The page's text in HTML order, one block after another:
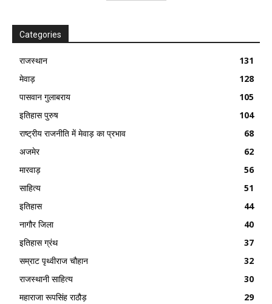
Categories
राजस्थान
131
मेवाड़
128
पासवान गुलाबराय
105
इतिहास पुरुष
104
राष्ट्रीय राजनीति में मेवाड़ का प्रभाव
68
अजमेर
62
मारवाड़
56
साहित्य
51
इतिहास
44
नागौर जिला
40
इतिहास ग्रंथ
37
सम्राट पृथ्वीराज चौहान
32
राजस्थानी साहित्य
30
महाराजा रूपसिंह राठौड़
29